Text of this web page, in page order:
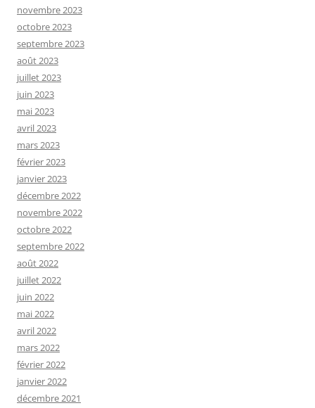
novembre 2023
octobre 2023
septembre 2023
août 2023
juillet 2023
juin 2023
mai 2023
avril 2023
mars 2023
février 2023
janvier 2023
décembre 2022
novembre 2022
octobre 2022
septembre 2022
août 2022
juillet 2022
juin 2022
mai 2022
avril 2022
mars 2022
février 2022
janvier 2022
décembre 2021